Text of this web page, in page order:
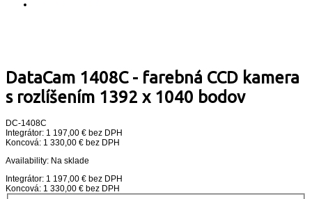
DataCam 1408C - farebná CCD kamera
s rozlíšením 1392 x 1040 bodov
DC-1408C
Integrátor: 1 197,00 € bez DPH
Koncová: 1 330,00 € bez DPH
Availability: Na sklade
Integrátor: 1 197,00 € bez DPH
Koncová: 1 330,00 € bez DPH